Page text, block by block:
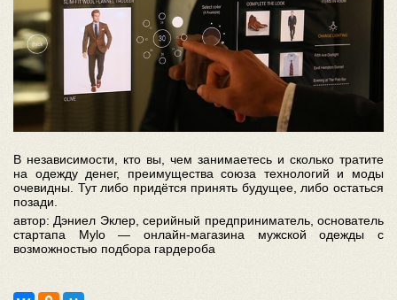
В независимости, кто вы, чем занимаетесь и сколько тратите
на одежду денег, преимущества союза технологий и моды
очевидны. Тут либо придётся принять будущее, либо остаться
позади.
автор: Дэниел Эклер, серийный предприниматель, основатель
стартапа Mylo — онлайн-магазина мужской одежды с
возможностью подбора гардероба